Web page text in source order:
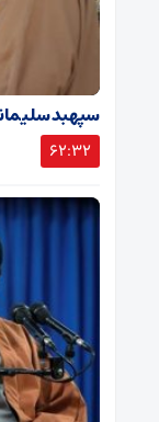
سپهبد
62:32